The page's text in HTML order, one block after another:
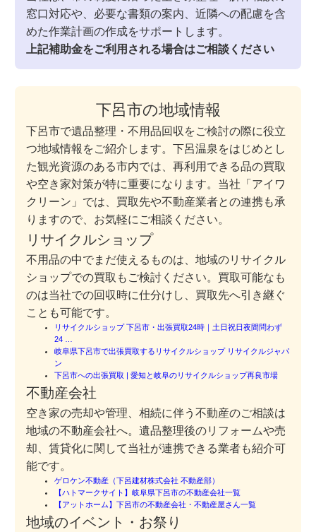
窓口対応や、必要な書類の案内、近隣への配慮を含
めた作業計画の作成をサポートします。
上記補助金をご利用される場合はご相談ください
下呂市の地域情報
下呂市で遺品整理・不用品回収をご検討の際に役立
つ地域情報をご紹介します。下呂温泉をはじめとし
た観光資源のある市内では、再利用できる品の買取
や空き家対策が特に重要になります。当社「アイワ
クリーン」では、買取先や不動産業者との連携も承
りますので、お気軽にご相談ください。
リサイクルショップ
不用品の中でまだ使えるものは、地域のリサイクル
ショップでの買取もご検討ください。買取可能なも
のは当社での回収時に仕分けし、買取先へ引き継ぐ
ことも可能です。
リサイクルショップ 下呂市・出張買取24時｜土日祝日夜間問わず
24 …
岐阜県下呂市で出張買取するリサイクルショップ リサイクルジャパ
ン
下呂市への出張買取 | 愛知と岐阜のリサイクルショップ再良市場
不動産会社
空き家の売却や管理、相続に伴う不動産のご相談は
地域の不動産会社へ。遺品整理後のリフォームや売
却、賃貸化に関して当社が連携できる業者も紹介可
能です。
ゲロケン不動産（下呂建材株式会社 不動産部）
【ハトマークサイト】岐阜県下呂市の不動産会社一覧
【アットホーム】下呂市の不動産会社・不動産屋さん一覧
地域のイベント・お祭り